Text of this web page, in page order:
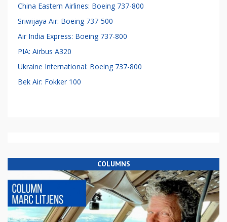
China Eastern Airlines: Boeing 737-800
Sriwijaya Air: Boeing 737-500
Air India Express: Boeing 737-800
PIA: Airbus A320
Ukraine International: Boeing 737-800
Bek Air: Fokker 100
COLUMNS